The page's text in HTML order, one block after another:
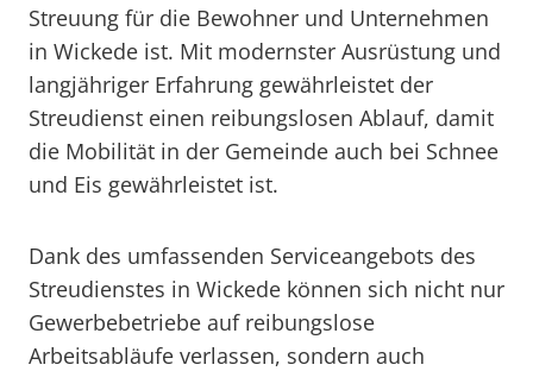
Streuung für die Bewohner und Unternehmen
in Wickede ist. Mit modernster Ausrüstung und
langjähriger Erfahrung gewährleistet der
Streudienst einen reibungslosen Ablauf, damit
die Mobilität in der Gemeinde auch bei Schnee
und Eis gewährleistet ist.
Dank des umfassenden Serviceangebots des
Streudienstes in Wickede können sich nicht nur
Gewerbebetriebe auf reibungslose
Arbeitsabläufe verlassen, sondern auch